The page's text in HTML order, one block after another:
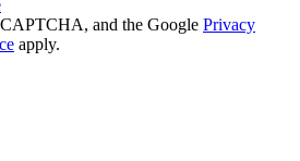
and the Google Privacy
apply.